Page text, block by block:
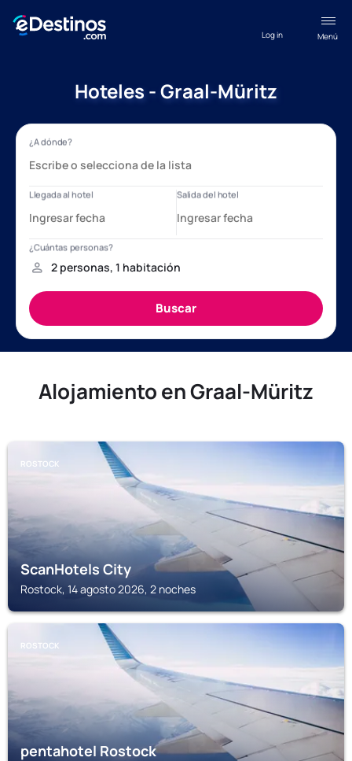
Menú
Log in
Hoteles - Graal-Müritz
Alojamiento en Graal-Müritz
ROSTOCK
ScanHotels City
Rostock, 14 agosto 2026, 2 noches
ROSTOCK
pentahotel Rostock